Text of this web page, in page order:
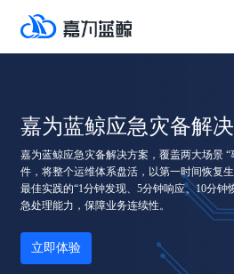
嘉为蓝鲸应急灾备解
嘉为蓝鲸应急灾备解决方案，覆盖两大场景
件，将整个运维体系盘活，以第一时间恢复
最佳实践的“1分钟发现、5分钟响应、10分钟
急处理能力，保障业务连续性。
立即体验